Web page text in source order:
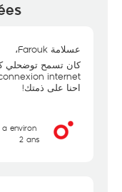
عسلامة Farouk،
كان تسمح توضحلي
internet!
احنا على ذمتك!
a environ
2 ans